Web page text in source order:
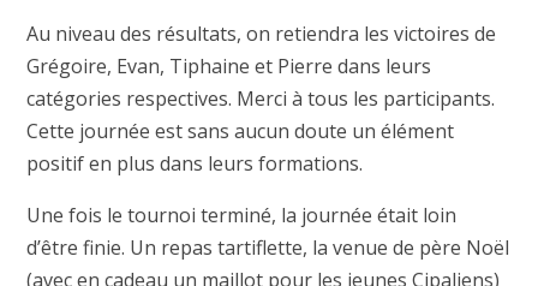
Au niveau des résultats, on retiendra les victoires de
Grégoire, Evan, Tiphaine et Pierre dans leurs
catégories respectives. Merci à tous les participants.
Cette journée est sans aucun doute un élément
positif en plus dans leurs formations.
Une fois le tournoi terminé, la journée était loin
d’être finie. Un repas tartiflette, la venue de père Noël
(avec en cadeau un maillot pour les jeunes Cipaliens)